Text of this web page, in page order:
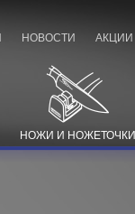
НОВОСТИ АКЦИИ
НОЖИ И НОЖЕТОЧКИ